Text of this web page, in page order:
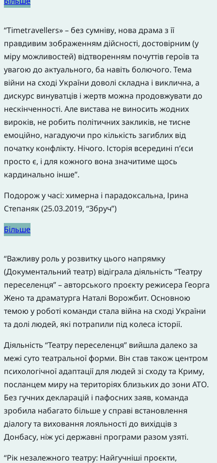
“Timetravellers» – без сумніву, нова драма з її
правдивим зображенням дійсності, достовірним (у
міру можливостей) відтворенням почуттів героїв та
увагою до актуального, ба навіть болючого. Тема
війни на сході України доволі складна і виклична, а
дискурс винуватців і жертв можна продовжувати до
нескінченності. Але вистава не виносить жодних
вироків, не робить політичних закликів, не тисне
емоційно, нагадуючи про кількість загиблих від
початку конфлікту. Нічого. Історія всередині п’єси
просто є, і для кожного вона значитиме щось
кардинально інше”.
Подорож у часі: химерна і парадоксальна, Ірина
Степаняк (25.03.2019, “Збруч”)
Більше
“Важливу роль у розвитку цього напрямку
(Документальний театр) відіграла діяльність “Театру
переселенця” – авторського проєкту режисера Георга
Жено та драматурга Наталі Ворожбит. Основною
темою у роботі команди стала війна на сході України
та долі людей, які потрапили під колеса історії.
Діяльність “Театру переселенця” вийшла далеко за
межі суто театральної форми. Він став також центром
психологічної адаптації для людей зі сходу та Криму,
посланцем миру на територіях близьких до зони АТО.
Без гучних декларацій і пафосних заяв, команда
зробила набагато більше у справі встановлення
діалогу та виховання лояльності до вихідців з
Донбасу, ніж усі державні програми разом узяті.
“Рік незалежного театру: Найгучніші проєкти,